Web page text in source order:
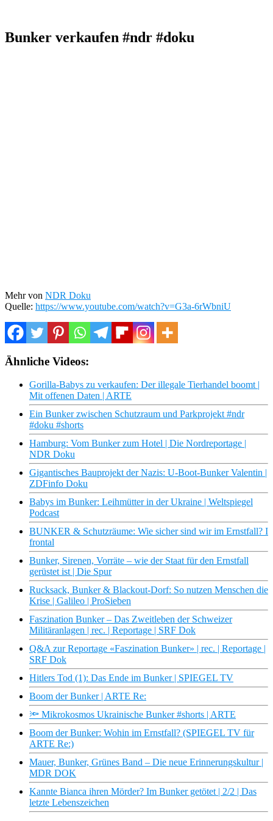
Bunker verkaufen #ndr #doku
Mehr von NDR Doku
Quelle: https://www.youtube.com/watch?v=G3a-6rWbniU
Ähnliche Videos:
Gorilla-Babys zu verkaufen: Der illegale Tierhandel boomt |
Mit offenen Daten | ARTE
Ein Bunker zwischen Schutzraum und Parkprojekt #ndr
#doku #shorts
Hamburg: Vom Bunker zum Hotel | Die Nordreportage |
NDR Doku
Gigantisches Bauprojekt der Nazis: U-Boot-Bunker Valentin |
ZDFinfo Doku
Babys im Bunker: Leihmütter in der Ukraine | Weltspiegel
Podcast
BUNKER & Schutzräume: Wie sicher sind wir im Ernstfall? I
frontal
Bunker, Sirenen, Vorräte – wie der Staat für den Ernstfall
gerüstet ist | Die Spur
Rucksack, Bunker & Blackout-Dorf: So nutzen Menschen die
Krise | Galileo | ProSieben
Faszination Bunker – Das Zweitleben der Schweizer
Militäranlagen | rec. | Reportage | SRF Dok
Q&A zur Reportage «Faszination Bunker» | rec. | Reportage |
SRF Dok
Hitlers Tod (1): Das Ende im Bunker | SPIEGEL TV
Boom der Bunker | ARTE Re:
🔦 Mikrokosmos Ukrainische Bunker #shorts | ARTE
Boom der Bunker: Wohin im Ernstfall? (SPIEGEL TV für
ARTE Re:)
Mauer, Bunker, Grünes Band – Die neue Erinnerungskultur |
MDR DOK
Kannte Bianca ihren Mörder? Im Bunker getötet | 2/2 | Das
letzte Lebenszeichen